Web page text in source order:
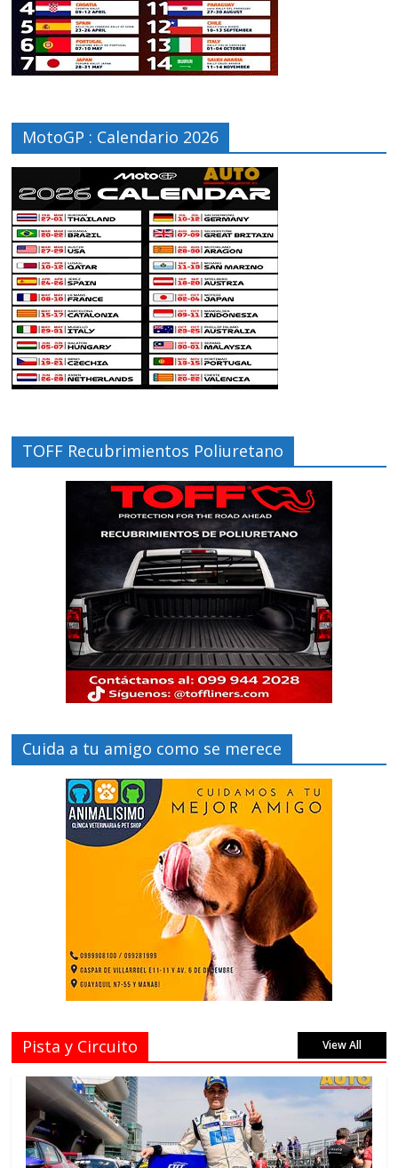
MotoGP : Calendario 2026
TOFF Recubrimientos Poliuretano
Cuida a tu amigo como se merece
Pista y Circuito View All